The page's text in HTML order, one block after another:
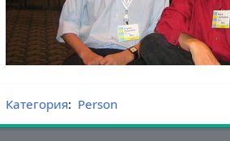
Категория: Person